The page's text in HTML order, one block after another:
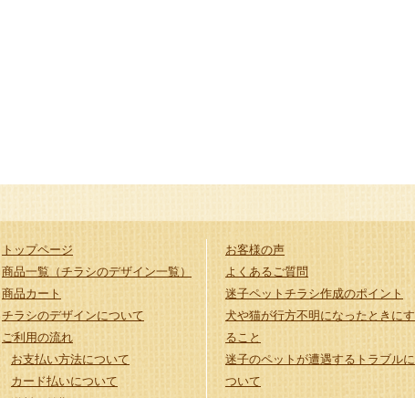
トップページ
商品一覧（チラシのデザイン一覧）
商品カート
チラシのデザインについて
ご利用の流れ
お支払い方法について
カード払いについて
お客様の声
よくあるご質問
迷子ペットチラシ作成のポイント
犬や猫が行方不明になったときにす
ること
迷子のペットが遭遇するトラブルに
ついて